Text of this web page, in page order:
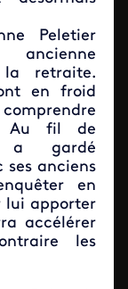
Peletier
la retraite.
en froid
Au fil de
a gardé
anciens
en
lui apporter
accélérer
les